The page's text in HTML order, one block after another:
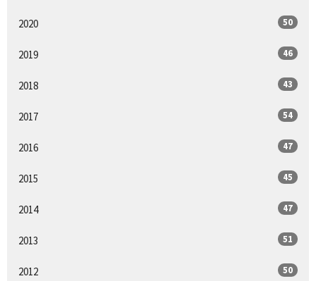
2020 50
2019 46
2018 43
2017 54
2016 47
2015 45
2014 47
2013 51
2012 50